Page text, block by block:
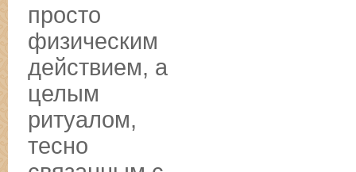
просто
физическим
действием, а
целым
ритуалом,
тесно